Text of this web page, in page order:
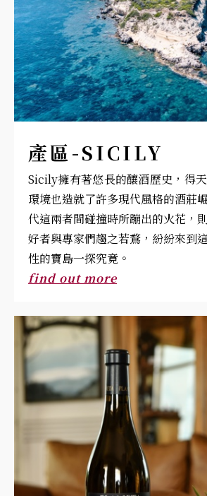
產區-SICILY
Sicily擁有著悠長的釀酒歷史，得
環境也造就了許多現代風格的酒莊
代這兩者間碰撞時所蹦出的火花，
好者與專家們趨之若鶩，紛紛來到
性的寶島一探究竟。
find out more